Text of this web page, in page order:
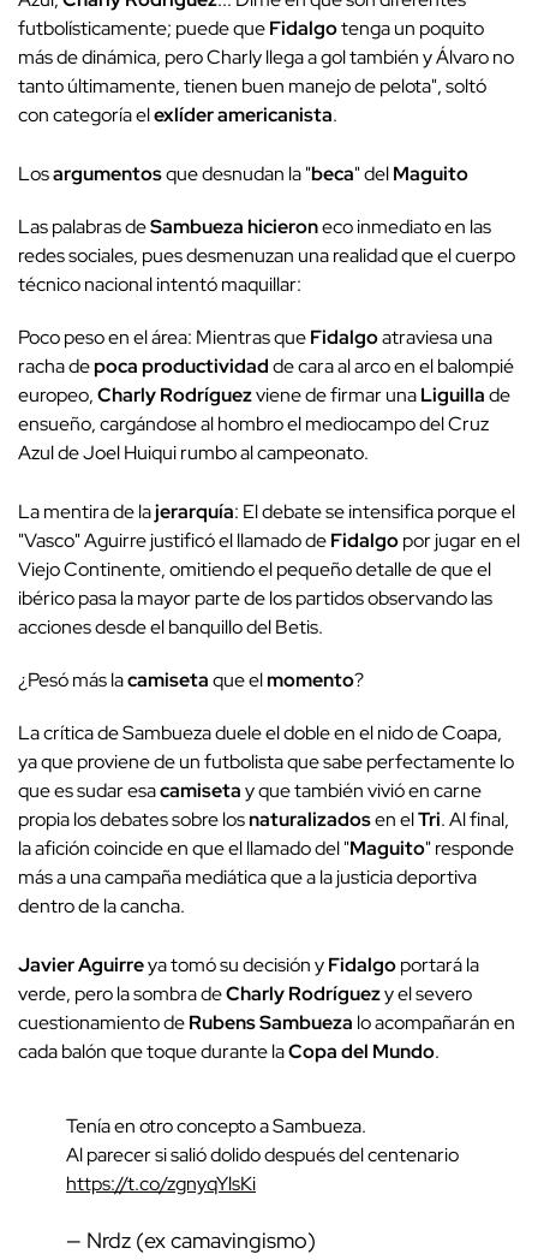
futbolísticamente; puede queFidalgotenga un poquito
más de dinámica, pero Charly llega a gol también y Álvaro no
tanto últimamente, tienen buen manejo de pelota", soltó
con categoría elexlíder americanista.
Losargumentosque desnudan la "beca" delMaguito
Las palabras deSambueza hicieroneco inmediato en las
redes sociales, pues desmenuzan una realidad que el cuerpo
técnico nacional intentó maquillar:
Poco peso en el área: Mientras queFidalgoatraviesa una
racha depoca productividadde cara al arco en el balompié
europeo,Charly Rodríguezviene de firmar unaLiguillade
ensueño, cargándose al hombro el mediocampo del Cruz
Azul de Joel Huiqui rumbo al campeonato.
La mentira de lajerarquía: El debate se intensifica porque el
"Vasco" Aguirre justificó el llamado deFidalgopor jugar en el
Viejo Continente, omitiendo el pequeño detalle de que el
ibérico pasa la mayor parte de los partidos observando las
acciones desde el banquillo del Betis.
¿Pesó más lacamisetaque elmomento?
La crítica de Sambueza duele el doble en el nido de Coapa,
ya que proviene de un futbolista que sabe perfectamente lo
que es sudar esacamisetay que también vivió en carne
propia los debates sobre losnaturalizadosen elTri. Al final,
la afición coincide en que el llamado del "Maguito" responde
más a una campaña mediática que a la justicia deportiva
dentro de la cancha.
Javier Aguirreya tomó su decisión yFidalgoportará la
verde, pero la sombra deCharly Rodríguezy el severo
cuestionamiento deRubens Sambueza lo acompañarán en
cada balón que toque durante laCopa del Mundo.
Tenía en otro concepto a Sambueza.
Al parecer si salió dolido después del centenario
https://t.co/zgnyqYlsKi
— Nrdz (ex camavingismo)